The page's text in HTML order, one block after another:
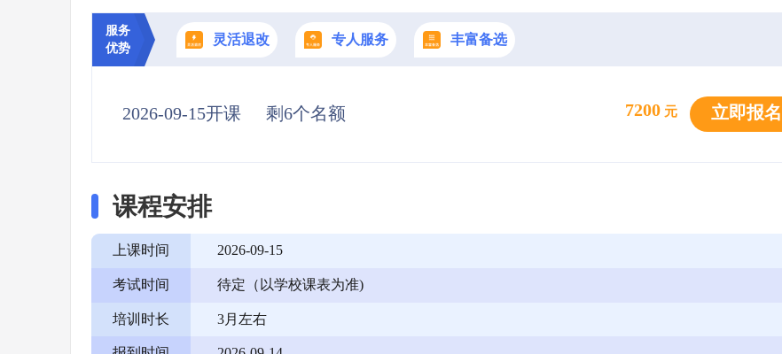
服务
优势
灵活退改 专人服务 丰富备选
2026-09-15开课 剩6个名额 7200 元 立即报名
课程安排
上课时间 2026-09-15
考试时间 待定（以学校课表为准)
培训时长 3月左右